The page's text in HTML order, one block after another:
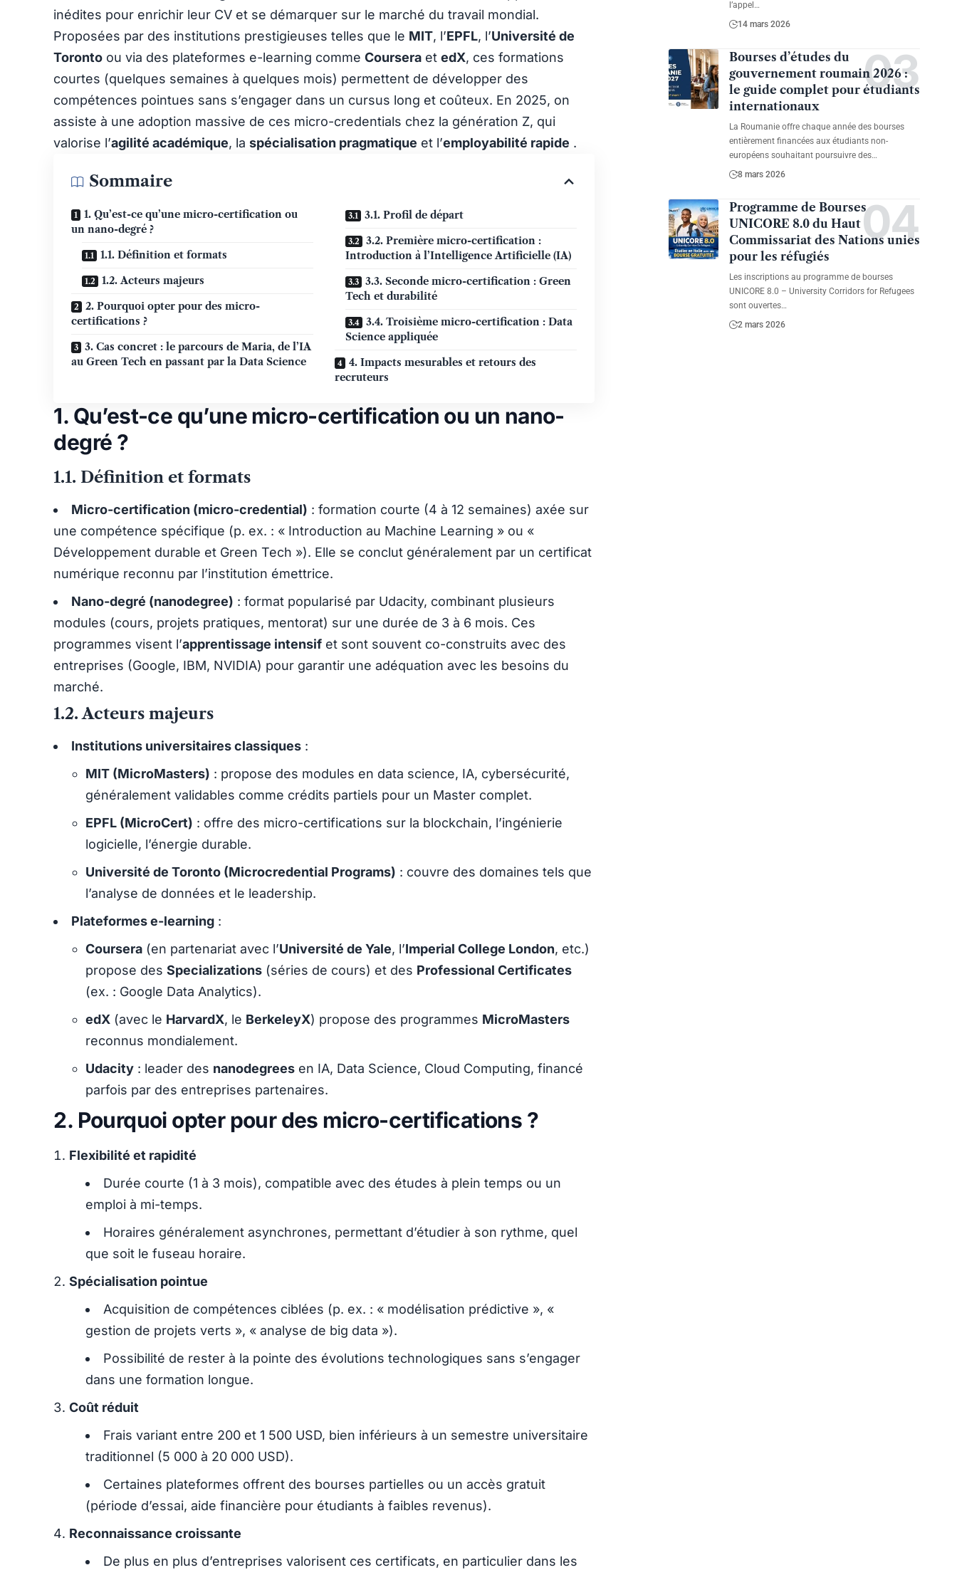
inédites pour enrichir leur CV et se démarquer sur le marché du travail mondial.
Proposées par des institutions prestigieuses telles que le MIT, l’EPFL, l’Université de
Toronto ou via des plateformes e-learning commeCoursera etedX, ces formations
courtes (quelques semaines à quelques mois) permettent de développer des
compétences pointues sans s’engager dans un cursus long et coûteux. En 2025, on
assiste à une adoption massive de ces micro-credentials chez la génération Z, qui
valorise l’agilité académique, laspécialisation pragmatique et l’employabilité rapide .
Sommaire
1. Qu’est-ce qu’une micro-certification ou
un nano-degré ?
1.1. Définition et formats
1.2. Acteurs majeurs
2. Pourquoi opter pour des micro-
certifications ?
3. Cas concret : le parcours de Maria, de l’IA
au Green Tech en passant par la Data Science
3.1. Profil de départ
3.2. Première micro-certification :
Introduction à l’Intelligence Artificielle (IA)
3.3. Seconde micro-certification : Green
Tech et durabilité
3.4. Troisième micro-certification : Data
Science appliquée
4. Impacts mesurables et retours des
recruteurs
1. Qu’est-ce qu’une micro-certification ou un nano-
degré ?
1.1. Définition et formats
Micro-certification (micro-credential) : formation courte (4 à 12 semaines) axée sur
une compétence spécifique (p. ex. : « Introduction au Machine Learning » ou «
Développement durable et Green Tech »). Elle se conclut généralement par un certificat
numérique reconnu par l’institution émettrice.
Nano-degré (nanodegree) : format popularisé par Udacity, combinant plusieurs
modules (cours, projets pratiques, mentorat) sur une durée de 3 à 6 mois. Ces
programmes visent l’apprentissage intensif et sont souvent co-construits avec des
entreprises (Google, IBM, NVIDIA) pour garantir une adéquation avec les besoins du
marché.
1.2. Acteurs majeurs
Institutions universitaires classiques :
MIT (MicroMasters) : propose des modules en data science, IA, cybersécurité,
généralement validables comme crédits partiels pour un Master complet.
EPFL (MicroCert) : offre des micro-certifications sur la blockchain, l’ingénierie
logicielle, l’énergie durable.
Université de Toronto (Microcredential Programs) : couvre des domaines tels que
l’analyse de données et le leadership.
Plateformes e-learning :
Coursera (en partenariat avec l’Université de Yale, l’Imperial College London, etc.)
propose desSpecializations (séries de cours) et des Professional Certificates
(ex. : Google Data Analytics).
edX (avec le HarvardX, le BerkeleyX) propose des programmes MicroMasters
reconnus mondialement.
Udacity : leader des nanodegrees en IA, Data Science, Cloud Computing, financé
parfois par des entreprises partenaires.
2. Pourquoi opter pour des micro-certifications ?
Flexibilité et rapidité
Durée courte (1 à 3 mois), compatible avec des études à plein temps ou un
emploi à mi-temps.
Horaires généralement asynchrones, permettant d’étudier à son rythme, quel
que soit le fuseau horaire.
Spécialisation pointue
Acquisition de compétences ciblées (p. ex. : « modélisation prédictive », «
gestion de projets verts », « analyse de big data »).
Possibilité de rester à la pointe des évolutions technologiques sans s’engager
dans une formation longue.
Coût réduit
Frais variant entre 200 et 1 500 USD, bien inférieurs à un semestre universitaire
traditionnel (5 000 à 20 000 USD).
Certaines plateformes offrent des bourses partielles ou un accès gratuit
(période d’essai, aide financière pour étudiants à faibles revenus).
Reconnaissance croissante
De plus en plus d’entreprises valorisent ces certificats, en particulier dans les
l’appel…
14 mars 2026
Bourses d’études du
gouvernement roumain 2026 :
le guide complet pour étudiants
internationaux
La Roumanie offre chaque année des bourses
entièrement financées aux étudiants non-
européens souhaitant poursuivre des…
8 mars 2026
Programme de Bourses
UNICORE 8.0 du Haut
Commissariat des Nations unies
pour les réfugiés
Les inscriptions au programme de bourses
UNICORE 8.0 – University Corridors for Refugees
sont ouvertes…
2 mars 2026